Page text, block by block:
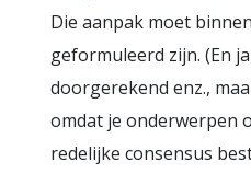
Die aanpak moet
geformuleerd zijn. (En
doorgerekend enz.,
omdat je onderwerpen
redelijke consensus